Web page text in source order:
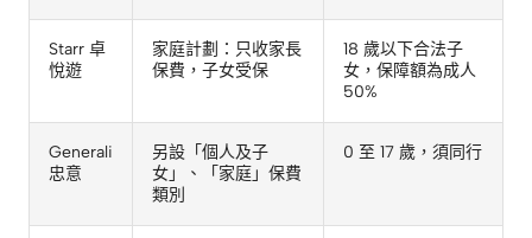
Starr 卓
悅遊
家庭計劃：只收家長
保費，子女受保
18 歲以下合法子
女，保障額為成人
50%
Generali
忠意
另設「個人及子
女」、「家庭」保費
類別
0 至 17 歲，須同行